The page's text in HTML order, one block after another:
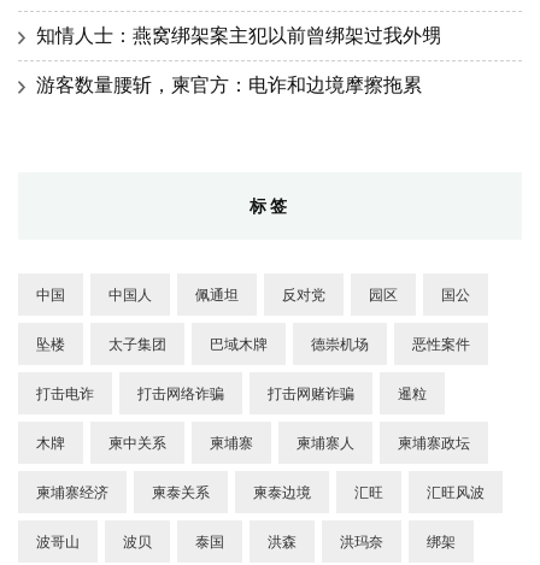
知情人士：燕窝绑架案主犯以前曾绑架过我外甥
游客数量腰斩，柬官方：电诈和边境摩擦拖累
标签
中国 中国人 佩通坦 反对党 园区 国公
坠楼 太子集团 巴域木牌 德崇机场 恶性案件
打击电诈 打击网络诈骗 打击网赌诈骗 暹粒
木牌 柬中关系 柬埔寨 柬埔寨人 柬埔寨政坛
柬埔寨经济 柬泰关系 柬泰边境 汇旺 汇旺风波
波哥山 波贝 泰国 洪森 洪玛奈 绑架